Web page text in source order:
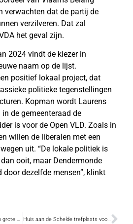
verwachten dat de partij de
verzilveren. Dat zal
het geval zijn.
2024 vindt de kiezer in
naam op de lijst.
positief lokaal project, dat
politieke tegenstellingen
Kopman wordt Laurens
de gemeenteraad de
is voor de Open VLD. Zoals in
willen de liberalen met een
uit. “De lokale politiek is
ooit, maar Dendermonde
dezelfde mensen”, klinkt
Stadsbestuur voorziet geen grote financiële risico’s Huis aan de Schelde trefplaats voor wie met kanker krijgt te maken